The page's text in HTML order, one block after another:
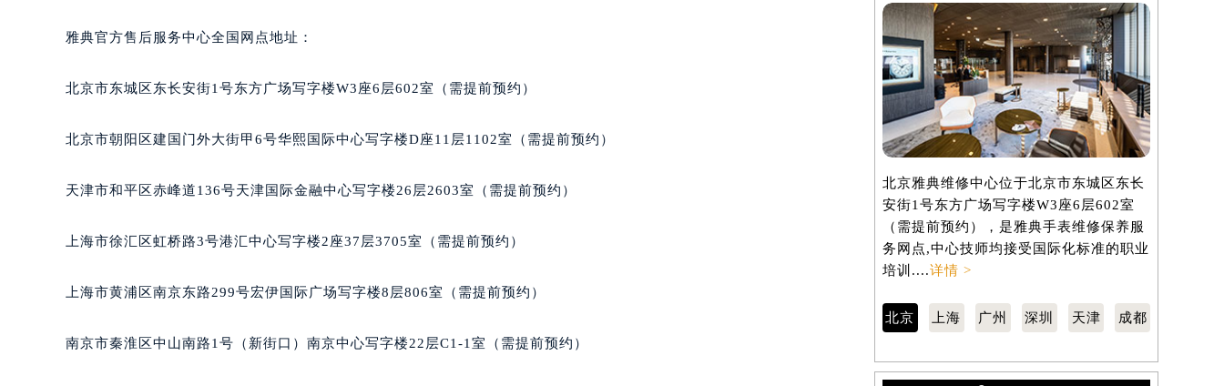
广州市越秀区环市东路371-375号世界贸易中心大厦南塔写字楼15层07室（需提前预约）
惠州市惠城区江北文昌一路7号华贸大厦写字楼1座30层05室（需提前预约）
福州市鼓楼区五四路128-1号恒力城写字楼15层03室（需提前预约）
重庆市江北区观音桥步行街2号融恒时代广场写字楼9层902室（需提前预约）
郑州市二七区铭功路10号华润大厦写字楼29层2905室（需提前预约）
沈阳市沈河区中街路137号亨得利名表服务中心（品牌授权店）1层整层（需提前预约）
乌鲁木齐市天山区红山路26号时代广场（CCMALL）C座17层17-B（需提前预约）
雅典官方售后服务中心全国网点地址：
北京市东城区东长安街1号东方广场写字楼W3座6层602室（需提前预约）
北京市朝阳区建国门外大街甲6号华熙国际中心写字楼D座11层1102室（需提前预约）
天津市和平区赤峰道136号天津国际金融中心写字楼26层2603室（需提前预约）
上海市徐汇区虹桥路3号港汇中心写字楼2座37层3705室（需提前预约）
上海市黄浦区南京东路299号宏伊国际广场写字楼8层806室（需提前预约）
南京市秦淮区中山南路1号（新街口）南京中心写字楼22层C1-1室（需提前预约）
北京雅典维修中心位于北京市东城区东长
安街1号东方广场写字楼W3座6层602室
（需提前预约），是雅典手表维修保养服
务网点,中心技师均接受国际化标准的职业
培训....详情 >
北京 上海 广州 深圳 天津 成都